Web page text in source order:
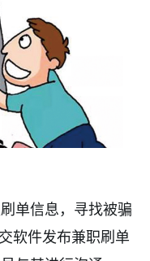
单信息，寻找被骗
软件发布兼职刷单